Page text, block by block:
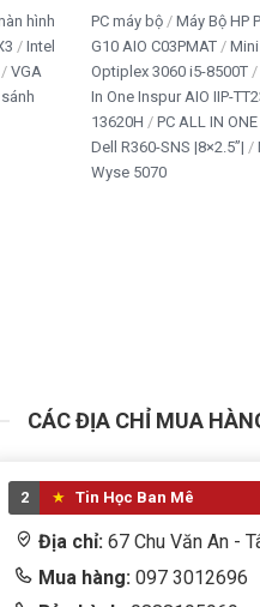
hình
Intel
VGA
PC máy bộ
Máy Bộ HP
G10 AIO C03PMAT
Mini
Optiplex 3060 i5-8500T
In One Inspur AIO IIP-
13620H
PC ALL IN ONE
Dell R360-SNS |8×2.5”|
Wyse 5070
CÁC ĐỊA CHỈ MUA
2 Tin Học Ban Mê
Địa chỉ: 67 Chu Văn An -
Mua hàng: 097 3012696